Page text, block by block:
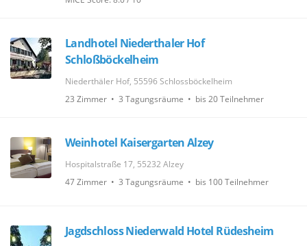
Landhotel Niederthaler Hof
Schloßböckelheim
Niederthäler Hof, 55596 Schlossböckelheim
23 Zimmer • 3 Tagungsräume • bis 20 Teilnehmer
Weinhotel Kaisergarten Alzey
Hospitalstraße 17, 55232 Alzey
47 Zimmer • 3 Tagungsräume • bis 100 Teilnehmer
Jagdschloss Niederwald Hotel Rüdesheim